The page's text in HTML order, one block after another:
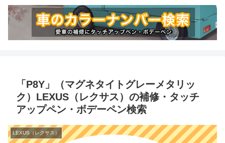
「P8Y」（マグネタイトグレーメタリッ
ク）LEXUS（レクサス）の補修・タッチ
アップペン・ボデーペン検索
LEXUS（レクサス）